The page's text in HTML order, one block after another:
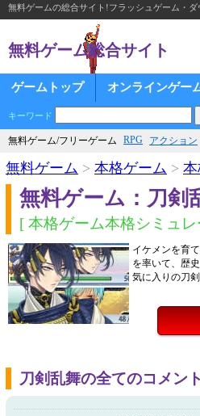
無料ゲームの総合サイト!フラッシュゲーム・
無料ゲーム総合サイト
ゲームトップ オンラインゲー
キーワード
無料ゲーム/フリーゲーム RPG アクション
無料ゲーム > 本格ゲーム >
無料ゲーム：刀剣
[ 本格ゲーム本格シミュ
イケメンを育
を率いて、歴
気に入りの刀
刀剣乱舞の全てのコメント